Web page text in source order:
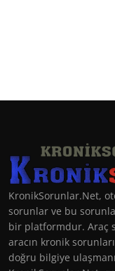
KronikSorunlar.Net,
sorunlar ve bu
bir platformdur. Araç
aracın kronik
doğru bilgiye